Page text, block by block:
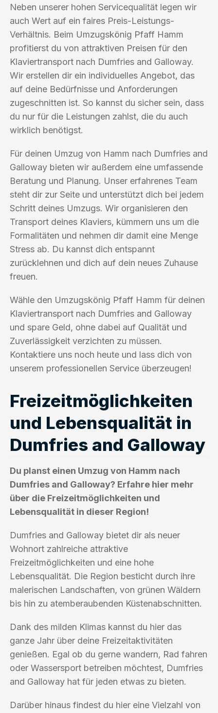
Neben unserer hohen Servicequalität legen wir
auch Wert auf ein faires Preis-Leistungs-
Verhältnis. Beim Umzugskönig Pfaff Hamm
profitierst du von attraktiven Preisen für den
Klaviertransport nach Dumfries and Galloway.
Wir erstellen dir ein individuelles Angebot, das
auf deine Bedürfnisse und Anforderungen
zugeschnitten ist. So kannst du sicher sein, dass
du nur für die Leistungen zahlst, die du auch
wirklich benötigst.
Für deinen Umzug von Hamm nach Dumfries and
Galloway bieten wir außerdem eine umfassende
Beratung und Planung. Unser erfahrenes Team
steht dir zur Seite und unterstützt dich bei jedem
Schritt deines Umzugs. Wir organisieren den
Transport deines Klaviers, kümmern uns um die
Formalitäten und nehmen dir damit eine Menge
Stress ab. Du kannst dich entspannt
zurücklehnen und dich auf dein neues Zuhause
freuen.
Wähle den Umzugskönig Pfaff Hamm für deinen
Klaviertransport nach Dumfries and Galloway
und spare Geld, ohne dabei auf Qualität und
Zuverlässigkeit verzichten zu müssen.
Kontaktiere uns noch heute und lass dich von
unserem professionellen Service überzeugen!
Freizeitmöglichkeiten
und Lebensqualität in
Dumfries and Galloway
Du planst einen Umzug von Hamm nach
Dumfries and Galloway? Erfahre hier mehr
über die Freizeitmöglichkeiten und
Lebensqualität in dieser Region!
Dumfries and Galloway bietet dir als neuer
Wohnort zahlreiche attraktive
Freizeitmöglichkeiten und eine hohe
Lebensqualität. Die Region besticht durch ihre
malerischen Landschaften, von grünen Wäldern
bis hin zu atemberaubenden Küstenabschnitten.
Dank des milden Klimas kannst du hier das
ganze Jahr über deine Freizeitaktivitäten
genießen. Egal ob du gerne wandern, Rad fahren
oder Wassersport betreiben möchtest, Dumfries
and Galloway hat für jeden etwas zu bieten.
Darüber hinaus findest du hier eine Vielzahl von